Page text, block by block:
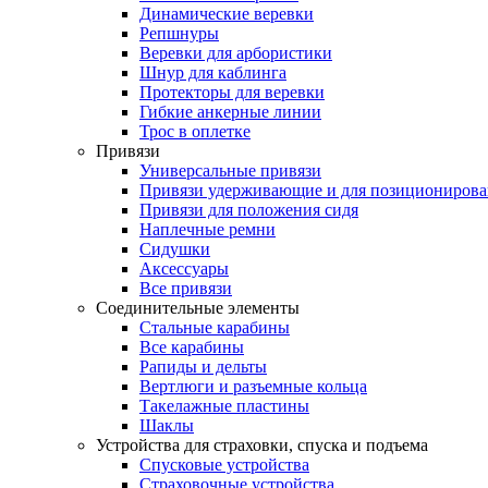
Динамические веревки
Репшнуры
Веревки для арбористики
Шнур для каблинга
Протекторы для веревки
Гибкие анкерные линии
Трос в оплетке
Привязи
Универсальные привязи
Привязи удерживающие и для
Привязи для положения сидя
Наплечные ремни
Сидушки
Аксессуары
Все привязи
Соединительные элементы
Стальные карабины
Все карабины
Рапиды и дельты
Вертлюги и разъемные кольца
Такелажные пластины
Шаклы
Устройства для страховки, спуска и подъема
Спусковые устройства
Страховочные устройства